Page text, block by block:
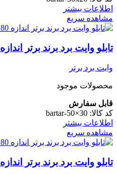
اطلاعات بیشتر
مشاهده سریع
تابلو وایت برد برند برتر اندازه 30×50
وایت برد برتر
محصولات موجود
قابل سفارش
کد کالا: bartar-50×30
اطلاعات بیشتر
مشاهده سریع
تابلو وایت برد برند برتر اندازه 40×60